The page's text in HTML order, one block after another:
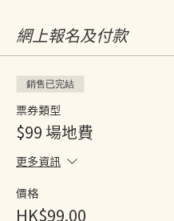
網上報名及付款
銷售已完結
票券類型
$99 場地費
更多資訊
價格
HK$99.00